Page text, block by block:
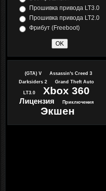
Прошивка привода LT3.0
Прошивка привода LT2.0
Фрибут (Freeboot)
(GTA) V
Assassin's Creed 3
Darksiders 2
Grand Theft Auto
LT3.0 Xbox 360
Лицензия Приключения
Экшен